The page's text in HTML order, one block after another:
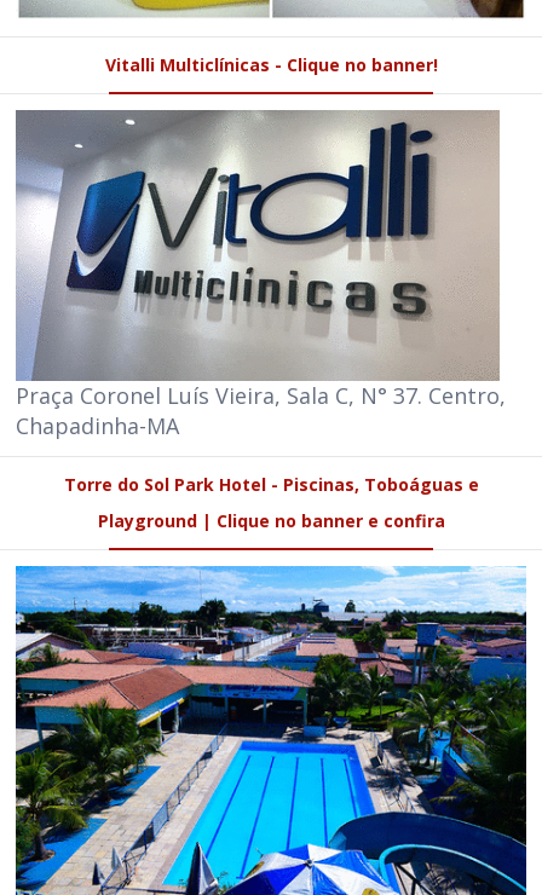
Vitalli Multiclínicas - Clique no banner!
Praça Coronel Luís Vieira, Sala C, N° 37. Centro,
Chapadinha-MA
Torre do Sol Park Hotel - Piscinas, Toboáguas e
Playground | Clique no banner e confira